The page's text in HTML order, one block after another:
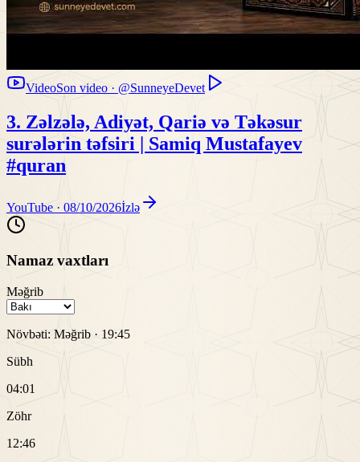
VideoSon video · @SunneyeDevet
3. Zəlzələ, Adiyət, Qariə və Təkəsur
surələrin təfsiri | Samiq Mustafayev
#quran
YouTube · 08/10/2026İzlə
Namaz vaxtları
Məğrib
Növbəti: Məğrib · 19:45
Sübh
04:01
Zöhr
12:46